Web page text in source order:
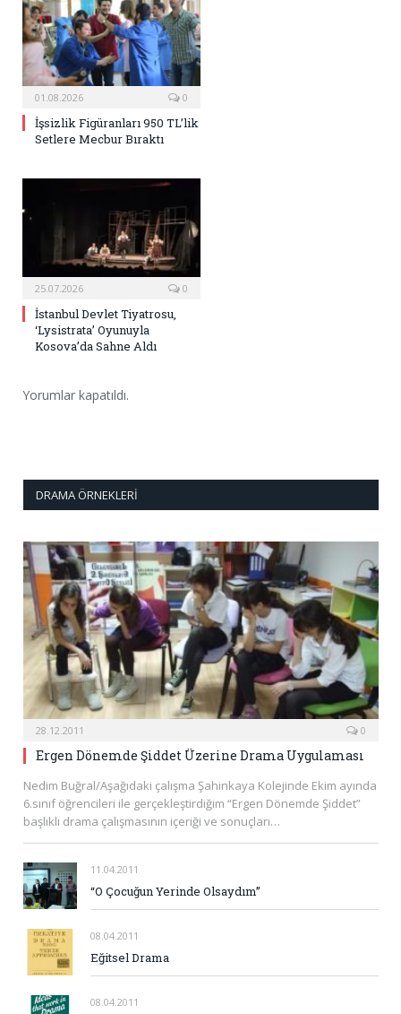
01.08.2026 0
İşsizlik Figüranları 950 TL’lik
Setlere Mecbur Bıraktı
25.07.2026 0
İstanbul Devlet Tiyatrosu,
‘Lysistrata’ Oyunuyla
Kosova’da Sahne Aldı
Yorumlar kapatıldı.
DRAMA ÖRNEKLERI
28.12.2011 0
Ergen Dönemde Şiddet Üzerine Drama Uygulaması
Nedim Buğral/Aşağıdaki çalışma Şahinkaya Kolejinde Ekim ayında
6.sınıf öğrencileri ile gerçekleştirdiğim “Ergen Dönemde Şiddet”
başlıklı drama çalışmasının içeriği ve sonuçları…
11.04.2011
“O Çocuğun Yerinde Olsaydım”
08.04.2011
Eğitsel Drama
08.04.2011